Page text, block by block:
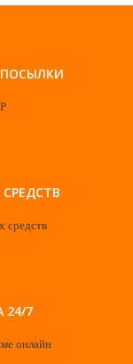
средств
7
онлайн